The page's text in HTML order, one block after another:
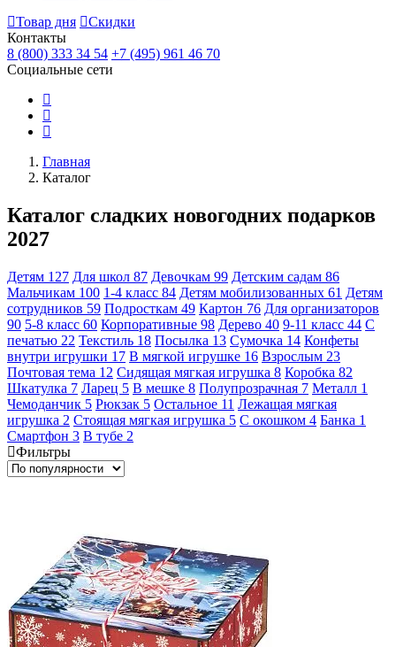
Товар дня
Скидки
Контакты
8 (800) 333 34 54 +7 (495) 961 46 70
Социальные сети
Главная
Каталог
Каталог сладких новогодних подарков
2027
Детям 127 Для школ 87 Девочкам 99 Детским садам 86
Мальчикам 100 1-4 класс 84 Детям мобилизованных 61 Детям
сотрудников 59 Подросткам 49 Картон 76 Для организаторов
90 5-8 класс 60 Корпоративные 98 Дерево 40 9-11 класс 44 С
печатью 22 Текстиль 18 Посылка 13 Сумочка 14 Конфеты
внутри игрушки 17 В мягкой игрушке 16 Взрослым 23
Почтовая тема 12 Сидящая мягкая игрушка 8 Коробка 82
Шкатулка 7 Ларец 5 В мешке 8 Полупрозрачная 7 Металл 1
Чемоданчик 5 Рюкзак 5 Остальное 11 Лежащая мягкая
игрушка 2 Стоящая мягкая игрушка 5 С окошком 4 Банка 1
Смартфон 3 В тубе 2
Фильтры